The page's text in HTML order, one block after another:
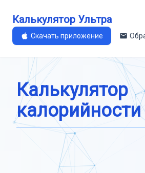
Калькулятор Ультра
Скачать приложение
Калькулятор
калорийности